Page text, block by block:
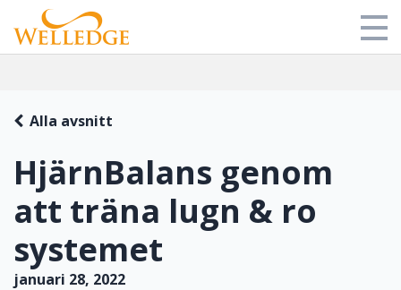
Mitt bibliotek
Om oss
Blog
Login
HjärnBalans genom
att träna lugn & ro
systemet
Alla avsnitt
januari 28, 2022